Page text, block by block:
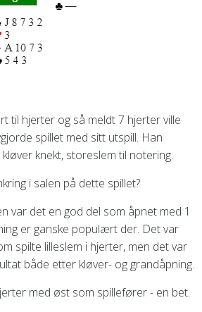
til hjerter og så meldt 7 hjerter ville
spillet med sitt utspill. Han
knekt, storeslem til notering.
i salen på dette spillet?
var det en god del som åpnet med 1
er ganske populært der. Det var
spilte lilleslem i hjerter, men det var
både etter kløver- og grandåpning.
med øst som spillefører - en bet.